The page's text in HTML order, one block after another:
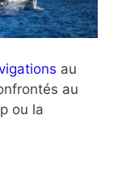
au
au
ou la